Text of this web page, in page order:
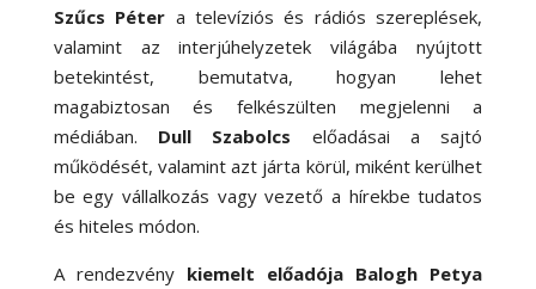
Szűcs Péter a televíziós és rádiós szereplések,
valamint az interjúhelyzetek világába nyújtott
betekintést, bemutatva, hogyan lehet
magabiztosan és felkészülten megjelenni a
médiában. Dull Szabolcs előadásai a sajtó
működését, valamint azt járta körül, miként kerülhet
be egy vállalkozás vagy vezető a hírekbe tudatos
és hiteles módon.
A rendezvény kiemelt előadója Balogh Petya